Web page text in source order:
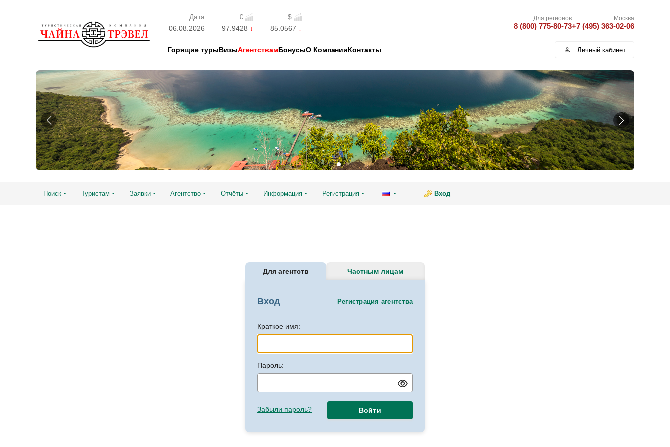
Дата €
$
06.08.2026
97.9428 85.0567
Для регионов
8 (800) 775-80-73
Москва
+7 (495) 363-02-06
Горящие турыВизыАгентствамБонусыО КомпанииКонтакты Личный кабинет
Поиск Туристам Заявки Агентство Отчёты Информация Регистрация Вход
Для агентств Частным лицам
Вход Регистрация агентства
Краткое имя:
Пароль:
Забыли пароль? Войти